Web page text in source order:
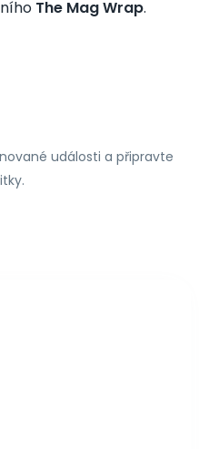
The Mag Wrap.
události a připravte